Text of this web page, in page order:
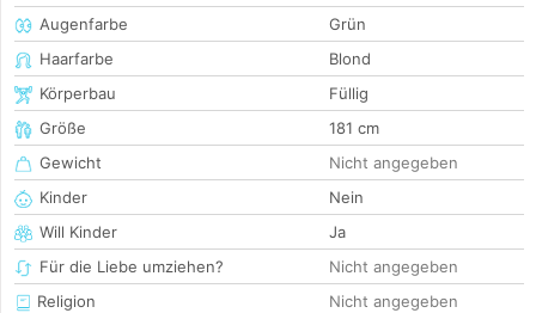
Augenfarbe
Grün
Haarfarbe
Blond
Körperbau
Füllig
Größe
181 cm
Gewicht
Nicht angegeben
Kinder
Nein
Will Kinder
Ja
Für die Liebe umziehen?
Nicht angegeben
Religion
Nicht angegeben